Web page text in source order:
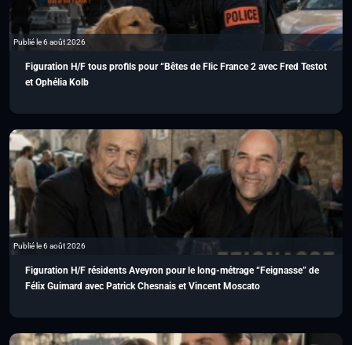
Publié le 6 août 2026
Figuration H/F tous profils pour “Bêtes de Flic France 2 avec Fred Testot
et Ophélia Kolb
Publié le 6 août 2026
Figuration H/F résidents Aveyron pour le long-métrage “Feignasse” de
Félix Guimard avec Patrick Chesnais et Vincent Moscato